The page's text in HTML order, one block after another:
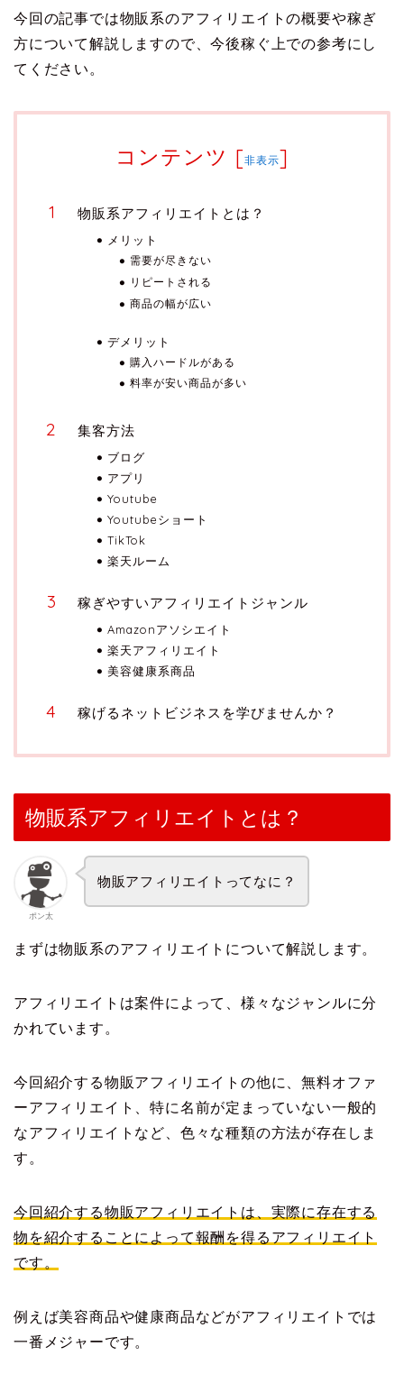
今回の記事では物販系のアフィリエイトの概要や稼ぎ
方について解説しますので、今後稼ぐ上での参考にし
てください。
コンテンツ [非表示]
物販系アフィリエイトとは？
メリット
需要が尽きない
リピートされる
商品の幅が広い
デメリット
購入ハードルがある
料率が安い商品が多い
集客方法
ブログ
アプリ
Youtube
Youtubeショート
TikTok
楽天ルーム
稼ぎやすいアフィリエイトジャンル
Amazonアソシエイト
楽天アフィリエイト
美容健康系商品
稼げるネットビジネスを学びませんか？
物販系アフィリエイトとは？
ポン太
物販アフィリエイトってなに？
まずは物販系のアフィリエイトについて解説します。
アフィリエイトは案件によって、様々なジャンルに分
かれています。
今回紹介する物販アフィリエイトの他に、無料オファ
ーアフィリエイト、特に名前が定まっていない一般的
なアフィリエイトなど、色々な種類の方法が存在しま
す。
今回紹介する物販アフィリエイトは、実際に存在する
物を紹介することによって報酬を得るアフィリエイト
です。
例えば美容商品や健康商品などがアフィリエイトでは
一番メジャーです。